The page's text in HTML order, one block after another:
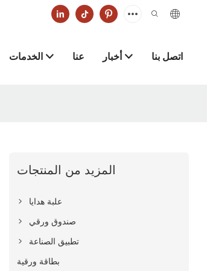
الخدمات عنا أخبار اتصل بنا
المزيد من المنتجات
علبة هدايا
صندوق ورقي
تطبيق الصناعة
بطاقة ورقية